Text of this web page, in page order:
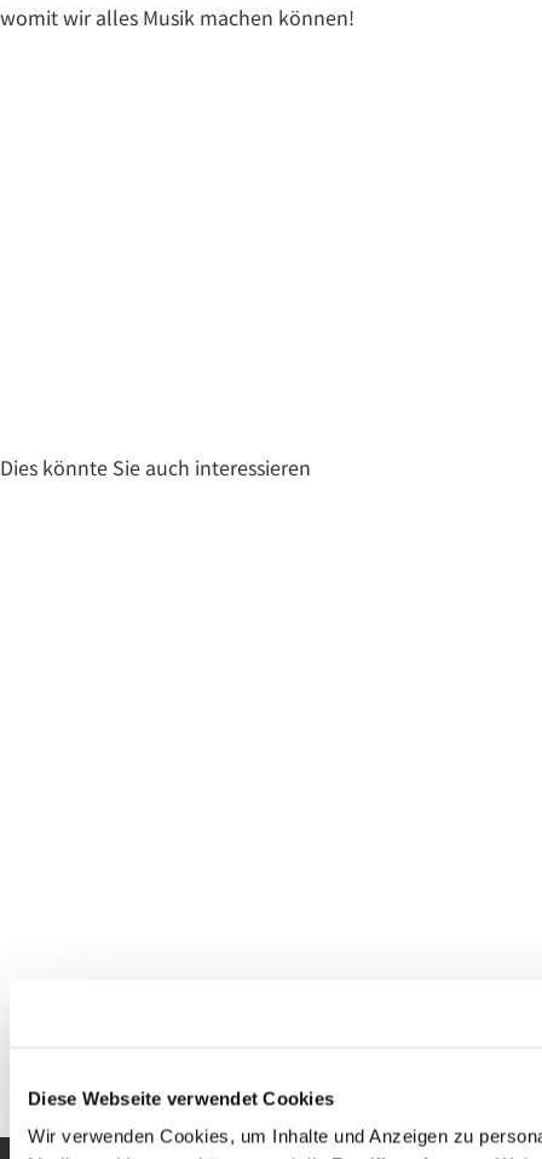
Diese Webseite verwendet Cookies
Wir verwenden Cookies, um Inhalte und Anzeigen zu
womit wir alles Musik machen können!
Dies könnte Sie auch interessieren